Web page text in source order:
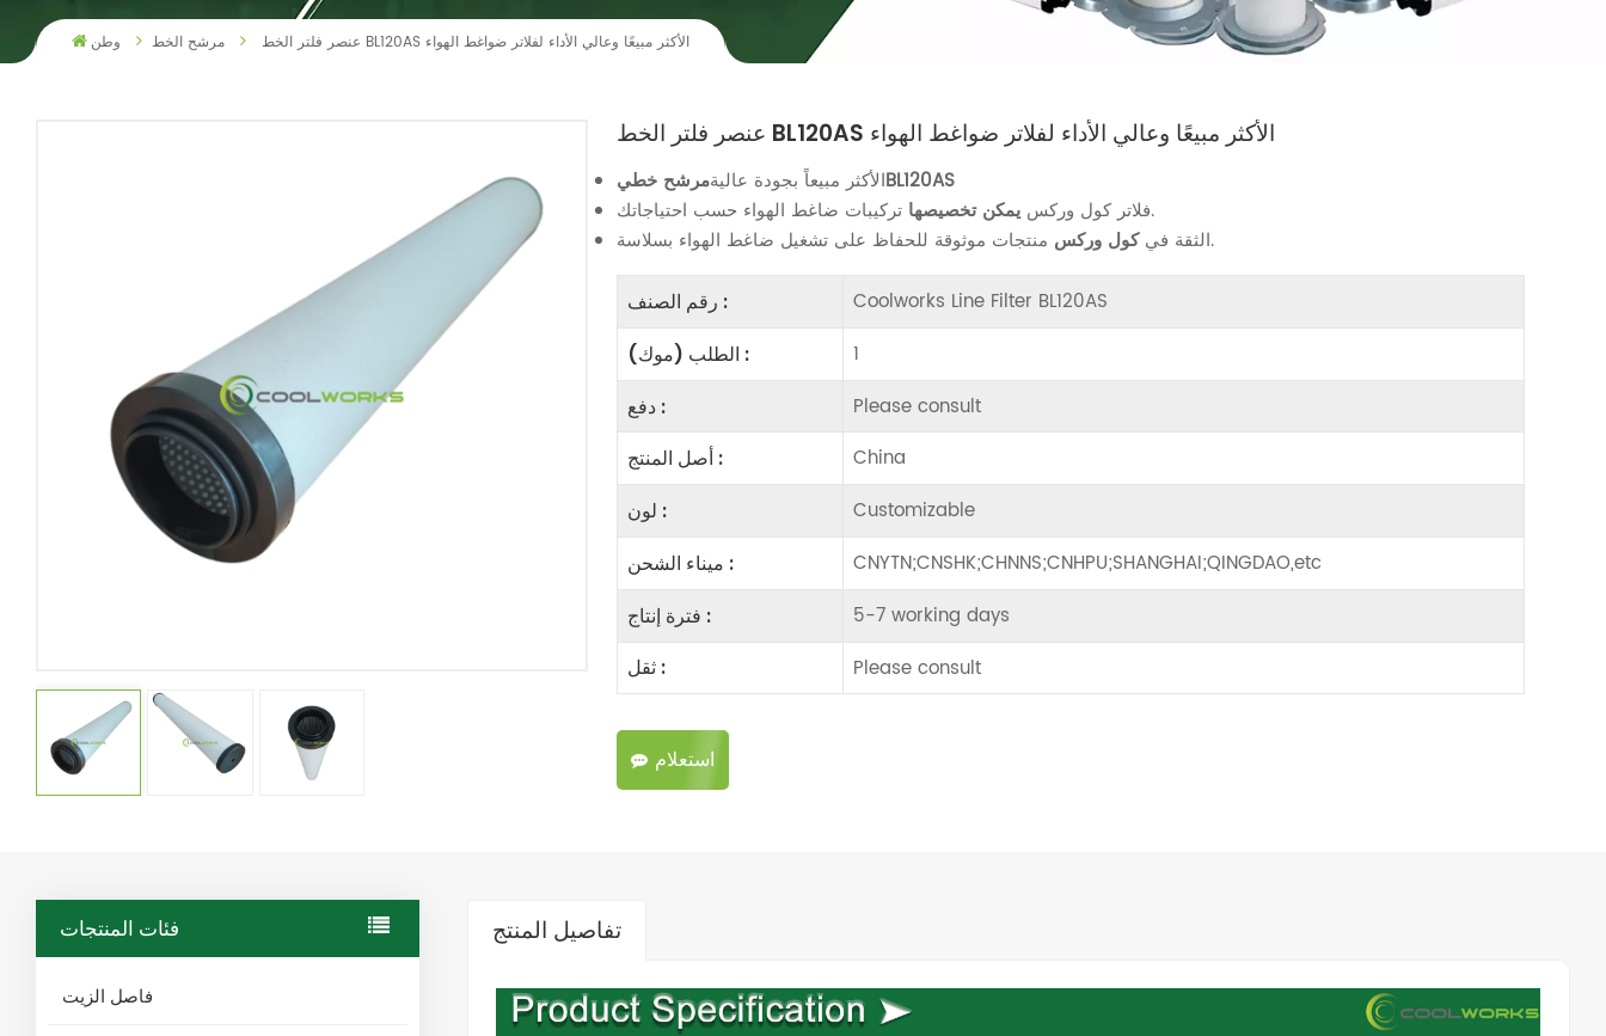
وطن مرشح الخط عنصر فلتر الخط BL120AS الأكثر مبيعًا وعالي الأداء لفلاتر ضواغط الهواء
عنصر فلتر الخط BL120AS الأكثر مبيعًا وعالي الأداء لفلاتر ضواغط الهواء
الأكثر مبيعاً بجودة عاليةمرشح خطي
BL120AS
فلاتر كول وركسيمكن تخصيصها
تركيبات ضاغط الهواء حسب احتياجاتك.
الثقة فيكول وركس منتجات موثوقة للحفاظ على تشغيل ضاغط الهواء بسلاسة.
رقم الصنف : Coolworks Line Filter BL120AS
الطلب (موك) : 1
دفع : Please consult
أصل المنتج : China
لون : Customizable
ميناء الشحن : CNYTN;CNSHK;CHNNS;CNHPU;SHANGHAI;QINGDAO,etc
فترة إنتاج : 5-7 working days
ثقل : Please consult
استعلام
فئات المنتجات
فاصل الزيت
تفاصيل المنتج